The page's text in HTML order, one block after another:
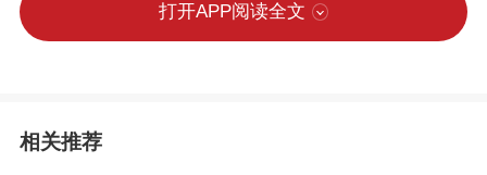
打开APP阅读全文
相关推荐